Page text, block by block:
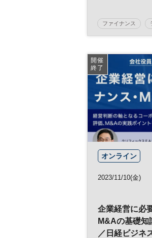
ファイナンス
ビジネスモデル
マネジメント
マーケティング
MBA Essentials
平日夜開催
開催
終了
オンライン
2023/11/10(金)
企業経営に必
M&Aの基礎知
／日経ビジネ